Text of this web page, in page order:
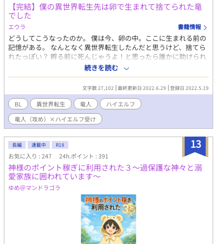
【完結】僕の異世界転生先は卵で生まれて捨てられた竜
でした
エウラ 書籍情報
どうしてこうなったのか。 僕は今、卵の中。ここに生まれる前の
記憶がある。 なんとなく異世界転生したんだと思うけど、捨てら
れたっぽい？ 孵る前に死んじゃうよ！と思ったら誰かに助けられ
たみたい。 僕、頑張って大きくなって恩返しするからね！ 天然記
念物的な竜に転生した僕が、助けて育ててくれたエルフなお兄さ
んと旅をしながらのんびり過ごす話になる予定。 突発的に書き出
したので先は分かりませんが短い予定です。 不定期投稿です。 本
編完結で、番外編を更新予定です。不定期です。
続きを読む
文字数 27,102 最終更新日 2022.6.29 登録日 2022.5.19
BL 異世界転生 竜人
ハイエルフ
竜人（攻め）×ハイエルフ受け
13
長編 連載中 R18
お気に入り : 247 24h.ポイント : 391
神様のポイント稼ぎに利用された３～過保護な神々と溺
愛家族に囲われています～
ゆめ＠マンドラゴラ